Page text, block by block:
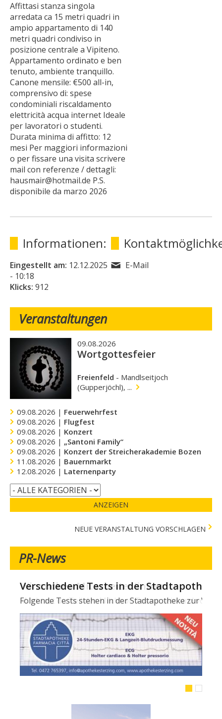
Affittasi stanza singola
arredata ca 15 metri quadri in
ampio appartamento di 140
metri quadri condiviso in
posizione centrale a Vipiteno.
Appartamento ordinato e ben
tenuto, ambiente tranquillo.
Canone mensile: €500 all-in,
comprensivo di: spese
condominiali riscaldamento
elettricità acqua internet Ideale
per lavoratori o studenti.
Durata minima di affitto: 12
mesi Per maggiori informazioni
o per fissare una visita scrivere
mail con referenze / dettagli:
hausmair@hotmail.de P.S.
disponibile da marzo 2026
Informationen:
Eingestellt am: 12.12.2025
- 10:18
Klicks: 912
E-Mail
Veranstaltungen
09.08.2026
Wortgottesfeier
Freienfeld - Mandlseitjoch
(Gupperjöchl), ...
09.08.2026 | Feuerwehrfest
09.08.2026 | Flugfest
09.08.2026 | Konzert
09.08.2026 | „Santoni Family“
09.08.2026 | Konzert der Streicherakademie Bozen
11.08.2026 | Bauernmarkt
12.08.2026 | Laternenparty
ANZEIGEN
NEUE VERANSTALTUNG VORSCHLAGEN
PR-News
Verschiedene Tests in der
Folgende Tests stehen in der Stadtapotheke zur